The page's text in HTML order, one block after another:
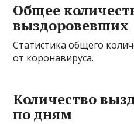
Общее
выздоровевших
Статистика общего
от коронавируса.
Количество
по дням